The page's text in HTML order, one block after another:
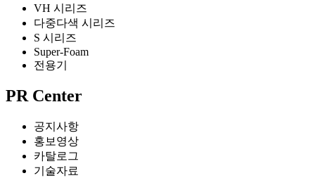
VH 시리즈
다중다색 시리즈
S 시리즈
Super-Foam
전용기
PR Center
공지사항
홍보영상
카탈로그
기술자료